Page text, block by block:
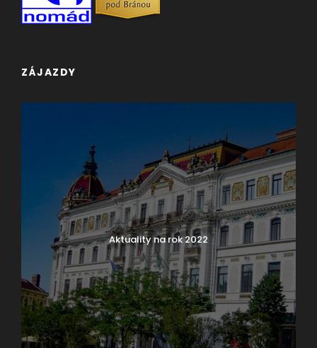
ZÁJAZDY
Aktuality na rok 2022